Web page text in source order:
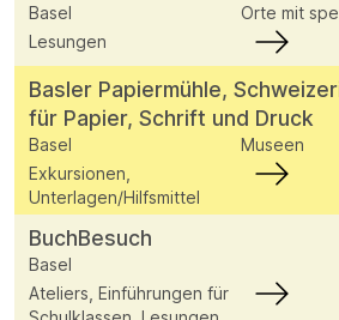
Basel
Orte mit
Lesungen
Basler Papiermühle,
für Papier, Schrift und Druck
Basel
Museen
Exkursionen,
Unterlagen/Hilfsmittel
BuchBesuch
Basel
Ateliers, Einführungen für